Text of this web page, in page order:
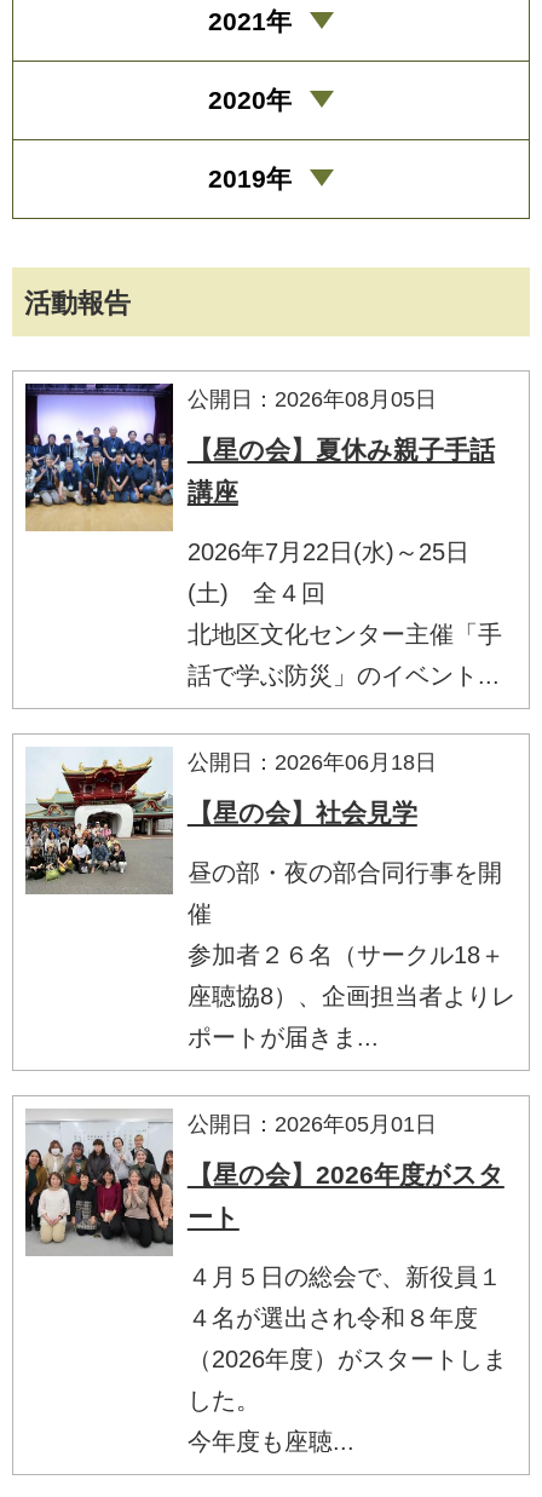
活動報告
公開日：2026年08月05日
【星の会】夏休み親子手話
講座
2026年7月22日(水)～25日
(土) 全４回
北地区文化センター主催「手
話で学ぶ防災」のイベント...
公開日：2026年06月18日
【星の会】社会見学
昼の部・夜の部合同行事を開
催
参加者２６名（サークル18＋
座聴協8）、企画担当者よりレ
ポートが届きま...
公開日：2026年05月01日
【星の会】2026年度がスタ
ート
４月５日の総会で、新役員１
４名が選出され令和８年度
（2026年度）がスタートしま
した。
今年度も座聴...
2021年
2020年
2019年